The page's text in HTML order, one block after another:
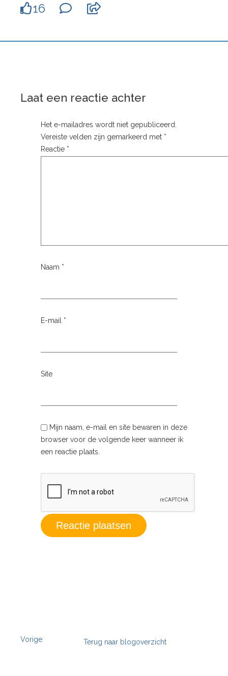
16
Laat een reactie achter
Het e-mailadres wordt niet gepubliceerd.
Vereiste velden zijn gemarkeerd met *
Reactie *
Naam *
E-mail *
Site
Mijn naam, e-mail en site bewaren in deze
browser voor de volgende keer wanneer ik
een reactie plaats.
Vorige Terug naar blogoverzicht